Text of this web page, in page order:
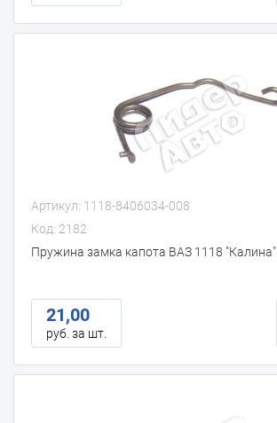
Артикул: 1118-8406034-008
Код: 2182
Пружина замка капота ВАЗ 1118 "Калина"
21,00
руб. за шт.